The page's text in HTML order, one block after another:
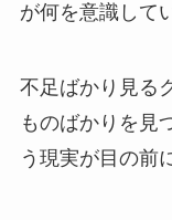
が何を意識して
不足ばかり見る
ものばかりを見
う現実が目の前